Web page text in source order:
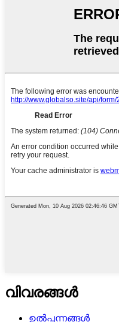
വിവരങ്ങൾ
ഉൽപ്പന്നങ്ങൾ